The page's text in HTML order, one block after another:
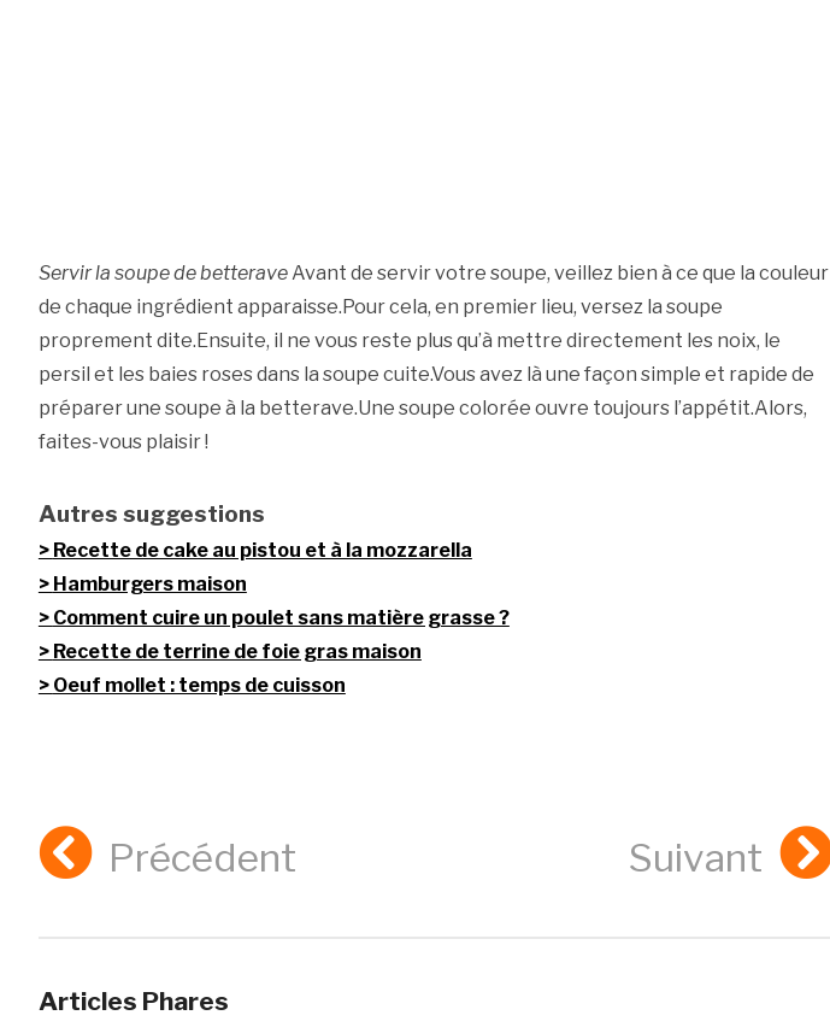
Servir la soupe de betteraveAvant de servir votre soupe, veillez bien à ce que la couleur
de chaque ingrédient apparaisse.Pour cela, en premier lieu, versez la soupe
proprement dite.Ensuite, il ne vous reste plus qu’à mettre directement les noix, le
persil et les baies roses dans la soupe cuite.Vous avez là une façon simple et rapide de
préparer une soupe à la betterave.Une soupe colorée ouvre toujours l’appétit.Alors,
faites-vous plaisir !
Autres suggestions
Recette de cake au pistou et à la mozzarella
Hamburgers maison
Comment cuire un poulet sans matière grasse ?
Recette de terrine de foie gras maison
Oeuf mollet : temps de cuisson
Précédent Suivant
Articles Phares